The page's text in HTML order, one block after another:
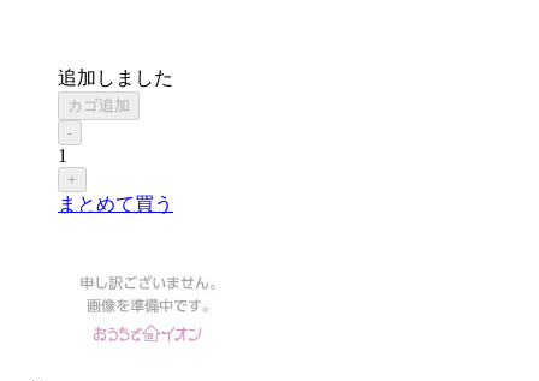
追加しました
カゴ追加
-
1
+
まとめて買う